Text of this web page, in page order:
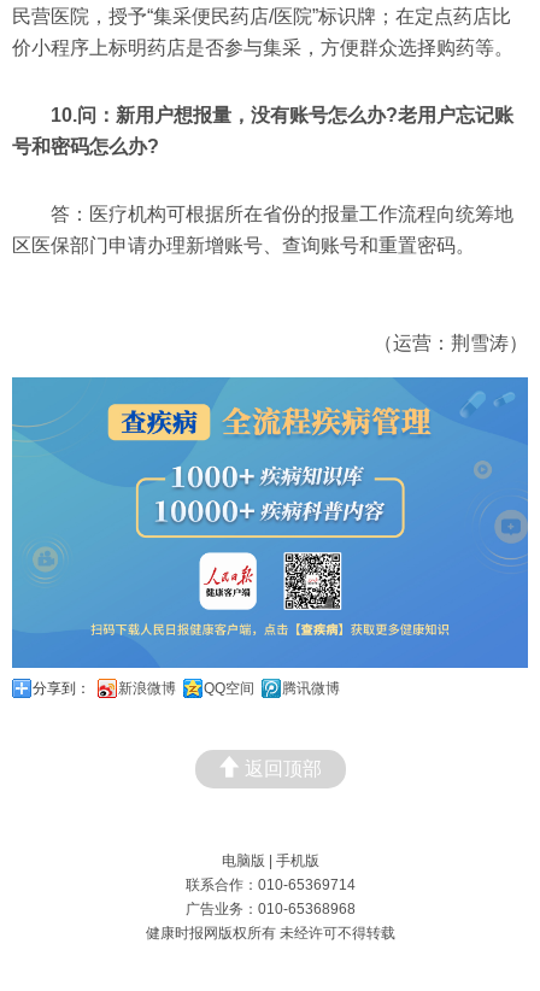
民营医院，授予“集采便民药店/医院”标识牌；在定点药店比
价小程序上标明药店是否参与集采，方便群众选择购药等。
10.问：新用户想报量，没有账号怎么办?老用户忘记账
号和密码怎么办?
答：医疗机构可根据所在省份的报量工作流程向统筹地
区医保部门申请办理新增账号、查询账号和重置密码。
（运营：荆雪涛）
分享到： 新浪微博 QQ空间 腾讯微博
返回顶部
电脑版 | 手机版
联系合作：010-65369714
广告业务：010-65368968
健康时报网版权所有 未经许可不得转载